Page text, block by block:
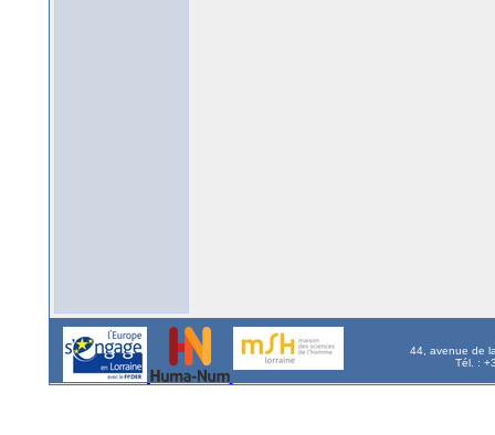
44, avenue de
Tél. :